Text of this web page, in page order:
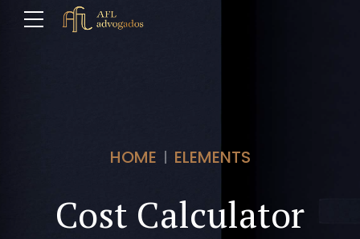
HOME ELEMENTS
Cost Calculator